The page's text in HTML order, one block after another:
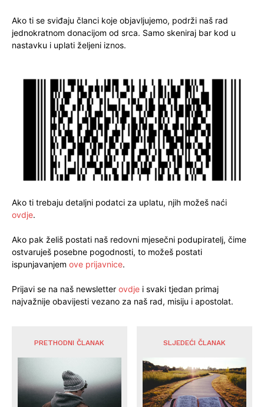
Ako ti se sviđaju članci koje objavljujemo, podrži naš rad
jednokratnom donacijom od srca. Samo skeniraj bar kod u
nastavku i uplati željeni iznos.
Ako ti trebaju detaljni podatci za uplatu, njih možeš naći
ovdje.
Ako pak želiš postati naš redovni mjesečni podupiratelj, čime
ostvaruješ posebne pogodnosti, to možeš postati
ispunjavanjem ove prijavnice.
Prijavi se na naš newsletter ovdje i svaki tjedan primaj
najvažnije obavijesti vezano za naš rad, misiju i apostolat.
PRETHODNI ČLANAK SLJEDEĆI ČLANAK